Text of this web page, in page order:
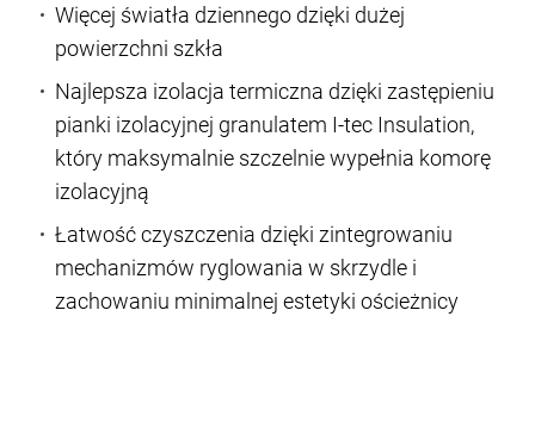
Więcej światła dziennego dzięki dużej
powierzchni szkła
Najlepsza izolacja termiczna dzięki zastępieniu
pianki izolacyjnej granulatem I-tec Insulation,
który maksymalnie szczelnie wypełnia komorę
izolacyjną
Łatwość czyszczenia dzięki zintegrowaniu
mechanizmów ryglowania w skrzydle i
zachowaniu minimalnej estetyki ościeżnicy